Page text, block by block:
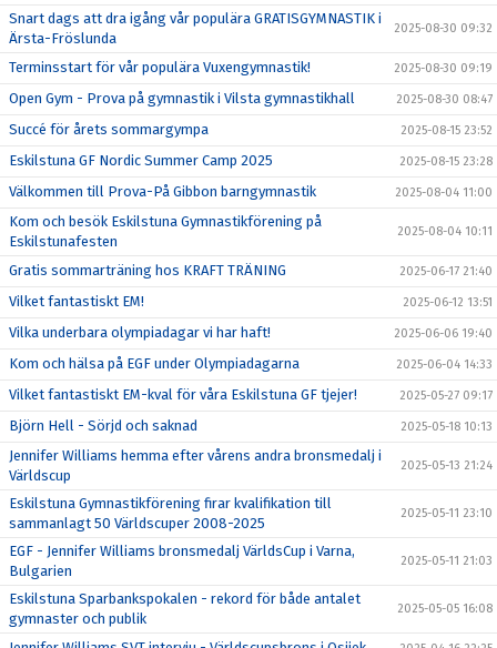
Snart dags att dra igång vår populära GRATISGYMNASTIK i
Ärsta-Fröslunda
2025-08-30 09:32
Terminsstart för vår populära Vuxengymnastik! 2025-08-30 09:19
Open Gym - Prova på gymnastik i Vilsta gymnastikhall 2025-08-30 08:47
Succé för årets sommargympa 2025-08-15 23:52
Eskilstuna GF Nordic Summer Camp 2025 2025-08-15 23:28
Välkommen till Prova-På Gibbon barngymnastik 2025-08-04 11:00
Kom och besök Eskilstuna Gymnastikförening på
Eskilstunafesten
2025-08-04 10:11
Gratis sommarträning hos KRAFT TRÄNING 2025-06-17 21:40
Vilket fantastiskt EM! 2025-06-12 13:51
Vilka underbara olympiadagar vi har haft! 2025-06-06 19:40
Kom och hälsa på EGF under Olympiadagarna 2025-06-04 14:33
Vilket fantastiskt EM-kval för våra Eskilstuna GF tjejer! 2025-05-27 09:17
Björn Hell - Sörjd och saknad 2025-05-18 10:13
Jennifer Williams hemma efter vårens andra bronsmedalj i
Världscup
2025-05-13 21:24
Eskilstuna Gymnastikförening firar kvalifikation till
sammanlagt 50 Världscuper 2008-2025
2025-05-11 23:10
EGF - Jennifer Williams bronsmedalj VärldsCup i Varna,
Bulgarien
2025-05-11 21:03
Eskilstuna Sparbankspokalen - rekord för både antalet
gymnaster och publik
2025-05-05 16:08